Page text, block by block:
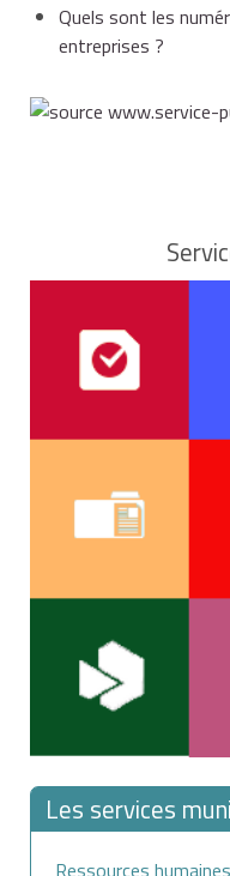
Quels sont les
entreprises ?
Les services
Ressources humaines